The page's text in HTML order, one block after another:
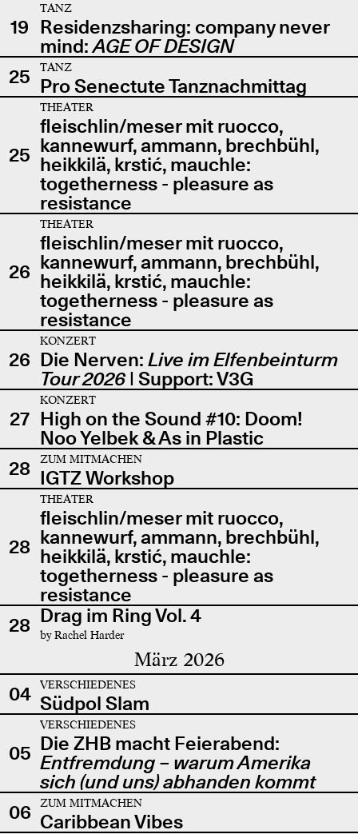
19
TANZ
Residenzsharing: company never
mind:AGE OF DESIGN
25
TANZ
Pro Senectute Tanznachmittag
25
THEATER
fleischlin/meser mit ruocco,
kannewurf, ammann, brechbühl,
heikkilä, krstić, mauchle:
togetherness - pleasure as
resistance
26
THEATER
fleischlin/meser mit ruocco,
kannewurf, ammann, brechbühl,
heikkilä, krstić, mauchle:
togetherness - pleasure as
resistance
26
KONZERT
Die Nerven: Live im Elfenbeinturm
Tour 2026| Support: V3G
27
KONZERT
High on the Sound #10: Doom!
Noo Yelbek & As in Plastic
28
ZUM MITMACHEN
IGTZ Workshop
28
THEATER
fleischlin/meser mit ruocco,
kannewurf, ammann, brechbühl,
heikkilä, krstić, mauchle:
togetherness - pleasure as
resistance
28 Drag im Ring Vol. 4
by Rachel Harder
März 2026
04 VERSCHIEDENES
Südpol Slam
05
VERSCHIEDENES
Die ZHB macht Feierabend:
Entfremdung – warum Amerika
sich (und uns) abhanden kommt
06
ZUM MITMACHEN
Caribbean Vibes